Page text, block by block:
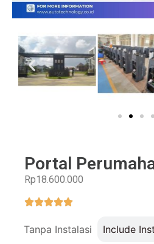
Tanpa Instalasi Include
Portal
Rp18.600.000